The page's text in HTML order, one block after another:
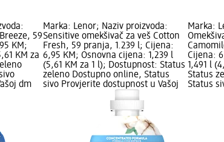
59
KM;
KM za
dm
Marka: Lenor; Naziv proizvoda:
Sensitive omekšivač za veš Cotton
Fresh, 59 pranja, 1.239 l; Cijena:
6,95 KM; Osnovna cijena: 1,239 l
(5,61 KM za 1 l); Dostupnost: Status
zeleno Dostupno online, Status
sivo Provjerite dostupnost u Vašoj
Marka:
Cijena:
1,491 l
Status
Status